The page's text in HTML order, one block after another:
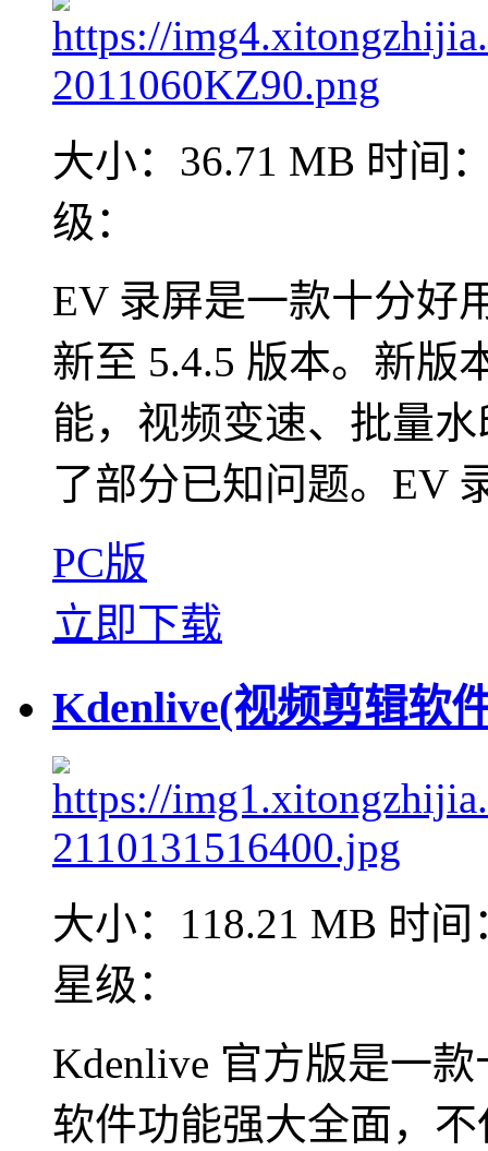
大小：36.71 MB 时间
级：
EV 录屏是一款十分好
新至 5.4.5 版本。新版
能，视频变速、批量
了部分已知问题。EV
PC版
立即下载
Kdenlive(视频剪辑软
大小：118.21 MB 时间
星级：
Kdenlive 官方版是一
软件功能强大全面，